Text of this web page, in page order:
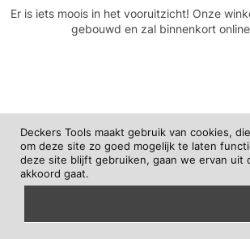
Er is iets moois in het vooruitzicht! Onze
gebouwd en zal binnenkort
Deckers Tools maakt gebruik van cookies,
om deze site zo goed mogelijk te laten
deze site blijft gebruiken, gaan we ervan uit
akkoord gaat.